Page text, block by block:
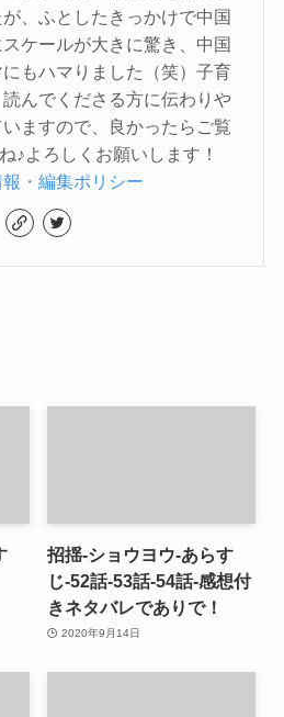
、ふとしたきっかけで中国
ケールが大きに驚き、中国
もハマりました（笑）子育
んでくださる方に伝わりや
ますので、良かったらご覧
♪よろしくお願いします！
・編集ポリシー
招揺-ショウヨウ-あらす
じ-52話-53話-54話-感想付
きネタバレでありで！
2020年9月14日